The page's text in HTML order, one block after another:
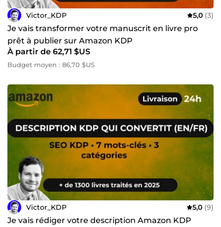
Victor_KDP 5,0 (3)
Je vais transformer votre manuscrit en livre pro
prêt à publier sur Amazon KDP
À partir de 62,71 $US
Budget moyen : 86,70 $US
Victor_KDP 5,0 (9)
Je vais rédiger votre description Amazon KDP